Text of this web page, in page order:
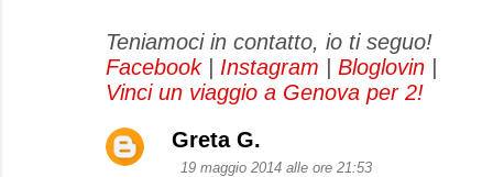
Teniamoci in contatto, io ti seguo!
Facebook| Instagram Bloglovin
Vinci un viaggio a Genova per 2!
Greta G.
19 maggio 2014 alle ore 21:53